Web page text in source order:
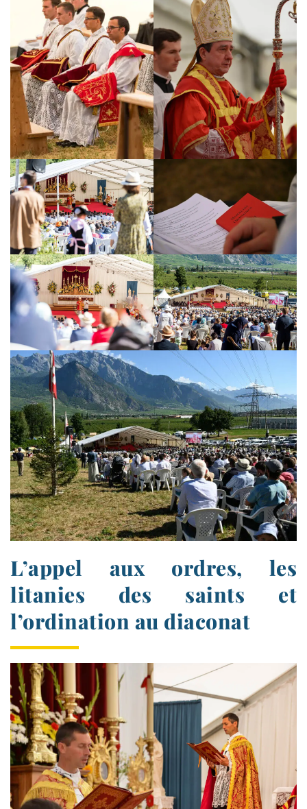
L’appel aux ordres, les
litanies des saints et
l’ordination au diaconat